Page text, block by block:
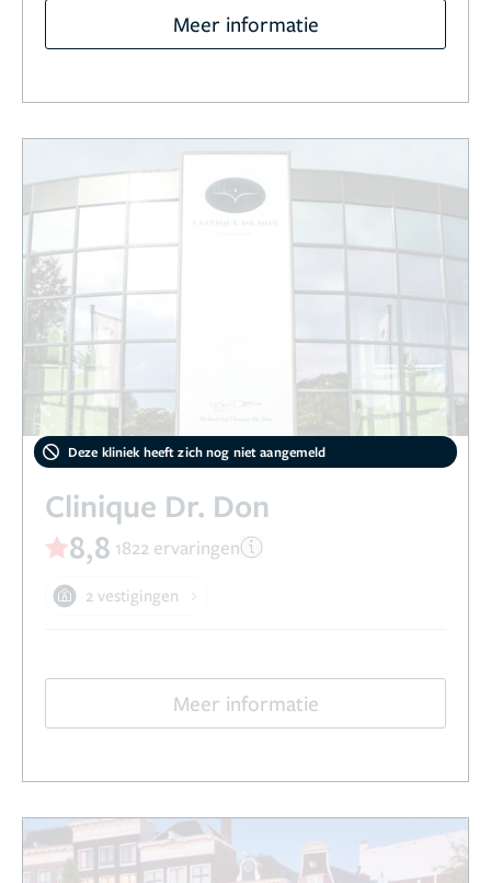
Meer informatie
Deze kliniek heeft zich nog niet aangemeld
Clinique Dr. Don
8,8 1822 ervaringen
2 vestigingen
Meer informatie